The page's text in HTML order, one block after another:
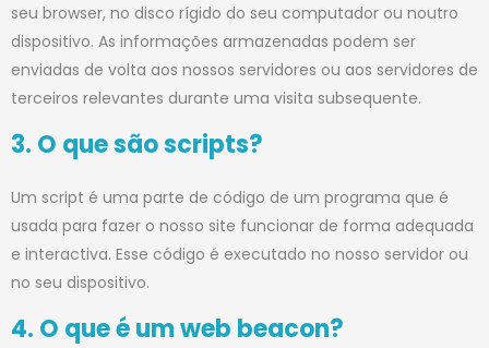
seu browser, no disco rígido do seu computador ou noutro
dispositivo. As informações armazenadas podem ser
enviadas de volta aos nossos servidores ou aos servidores de
terceiros relevantes durante uma visita subsequente.
3. O que são scripts?
Um script é uma parte de código de um programa que é
usada para fazer o nosso site funcionar de forma adequada
e interactiva. Esse código é executado no nosso servidor ou
no seu dispositivo.
4. O que é um web beacon?